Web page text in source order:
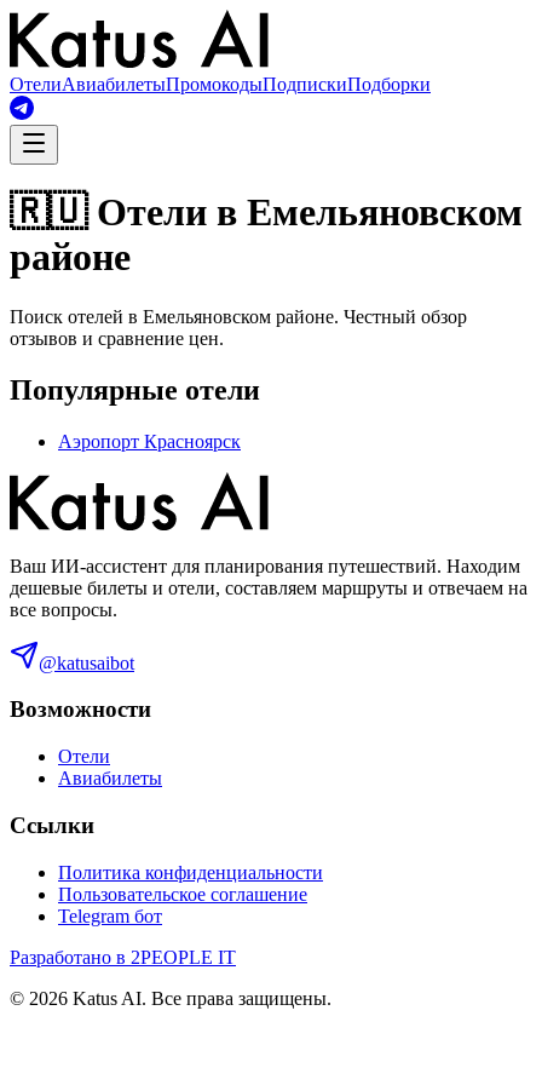
ОтелиАвиабилетыПромокодыПодпискиПодборки
🇷🇺 Отели в Емельяновском
районе
Поиск отелей в Емельяновском районе. Честный обзор
отзывов и сравнение цен.
Популярные отели
Аэропорт Красноярск
Ваш ИИ-ассистент для планирования путешествий. Находим
дешевые билеты и отели, составляем маршруты и отвечаем на
все вопросы.
@katusaibot
Возможности
Отели
Авиабилеты
Ссылки
Политика конфиденциальности
Пользовательское соглашение
Telegram бот
Разработано в 2PEOPLE IT
© 2026 Katus AI. Все права защищены.